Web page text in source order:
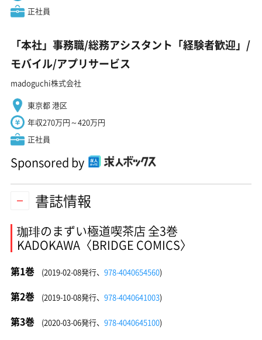
正社員
「本社」事務職/総務アシスタント「経験者歓迎」/
モバイル/アプリサービス
madoguchi株式会社
東京都 港区
年収270万円～420万円
正社員
Sponsored by
書誌情報
珈琲のまずい極道喫茶店 全3巻
KADOKAWA〈BRIDGE COMICS〉
第1巻 (2019-02-08発行、 978-4040654560)
第2巻 (2019-10-08発行、 978-4040641003)
第3巻 (2020-03-06発行、 978-4040645100)